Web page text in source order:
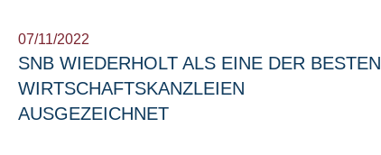
07/11/2022
SNB WIEDERHOLT ALS EINE DER BESTEN
WIRTSCHAFTSKANZLEIEN
AUSGEZEICHNET